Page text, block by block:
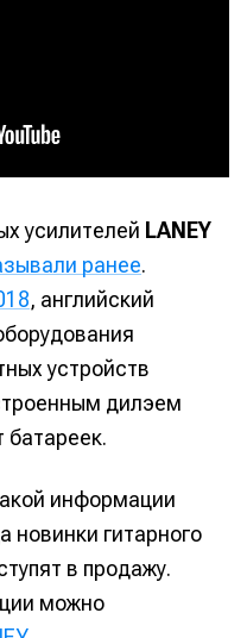
усилителей LANEY
ранее.
, английский
устройств
дилэем
информации
новинки гитарного
в продажу.
можно